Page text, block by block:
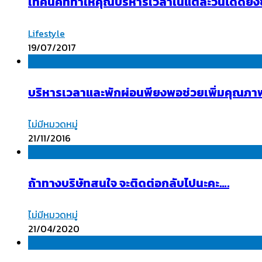
Lifestyle
19/07/2017
บริหารเวลาและพักผ่อนพียงพอช่วยเพิ่มคุณภา
ไม่มีหมวดหมู่
21/11/2016
ถ้าทางบริษัทสนใจ จะติดต่อกลับไปนะคะ….
ไม่มีหมวดหมู่
21/04/2020